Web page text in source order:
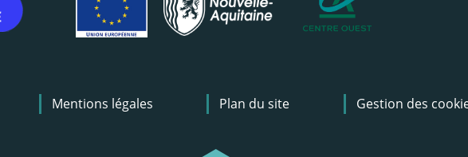
Mentions légales Plan du site Gestion des